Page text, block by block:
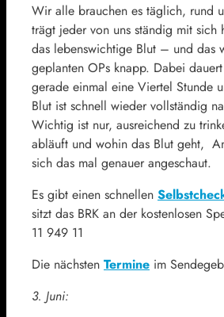
Wir alle brauchen es täglich, rund
trägt jeder von uns ständig mit sich
das lebenswichtige Blut – und das
geplanten OPs knapp. Dabei
gerade einmal eine Viertel Stunde
Blut ist schnell wieder vollständig
Wichtig ist nur, ausreichend zu
abläuft und wohin das Blut geht,
sich das mal genauer angeschaut.
Es gibt einen schnellen
sitzt das BRK an der kostenlosen
11 949 11
Die nächsten Termine im
3. Juni: